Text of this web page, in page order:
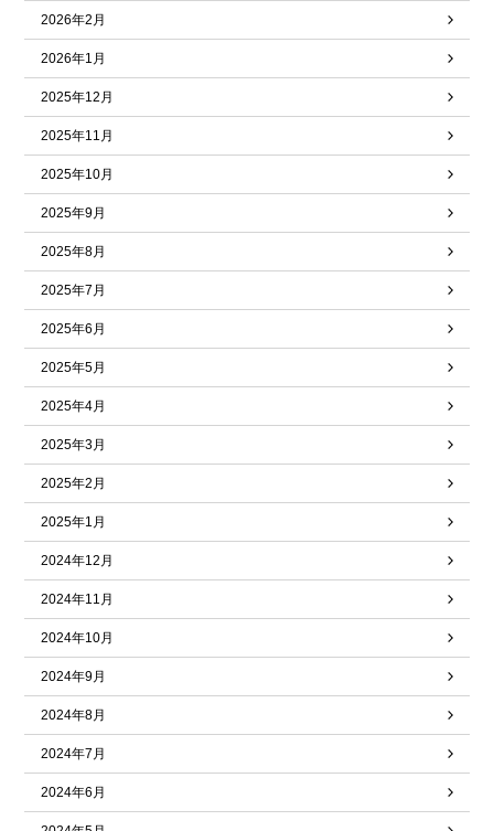
2026年2月
2026年1月
2025年12月
2025年11月
2025年10月
2025年9月
2025年8月
2025年7月
2025年6月
2025年5月
2025年4月
2025年3月
2025年2月
2025年1月
2024年12月
2024年11月
2024年10月
2024年9月
2024年8月
2024年7月
2024年6月